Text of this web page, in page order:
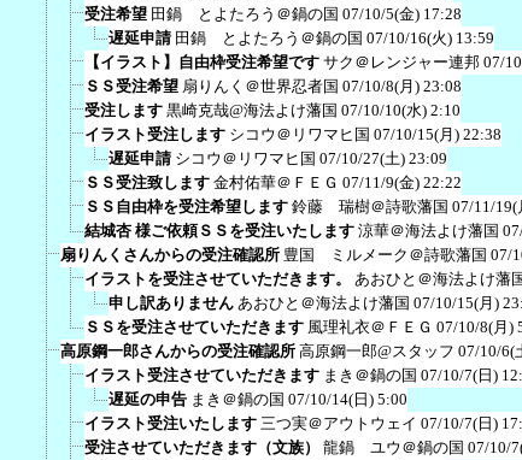
受注希望 田鍋 とよたろう＠鍋の国 07/10/5(金) 17:28
遅延申請 田鍋 とよたろう＠鍋の国 07/10/16(火) 13:59
【イラスト】自由枠受注希望です サク＠レンジャー連邦 07/
ＳＳ受注希望 扇りんく＠世界忍者国 07/10/8(月) 23:08
受注します 黒崎克哉@海法よけ藩国 07/10/10(水) 2:10
イラスト受注します シコウ＠リワマヒ国 07/10/15(月) 22:38
遅延申請 シコウ＠リワマヒ国 07/10/27(土) 23:09
ＳＳ受注致します 金村佑華＠ＦＥＧ 07/11/9(金) 22:22
ＳＳ自由枠を受注希望します 鈴藤 瑞樹＠詩歌藩国 07/11/19(
結城杏 様ご依頼ＳＳを受注いたします 涼華＠海法よけ藩国
扇りんくさんからの受注確認所 豊国 ミルメーク＠詩歌藩国 07/
イラストを受注させていただきます。
あおひと＠海法よけ藩
申し訳ありません あおひと＠海法よけ藩国 07/10/15(月)
ＳＳを受注させていただきます 風理礼衣＠ＦＥＧ 07/10/8(月)
高原鋼一郎さんからの受注確認所 高原鋼一郎@スタッフ 07/10/6(
イラスト受注させていただきます まき＠鍋の国 07/10/7(日)
遅延の申告 まき＠鍋の国 07/10/14(日) 5:00
イラスト受注いたします 三つ実＠アウトウェイ 07/10/7(日)
受注させていただきます（文族）
龍鍋 ユウ＠鍋の国 07/10/